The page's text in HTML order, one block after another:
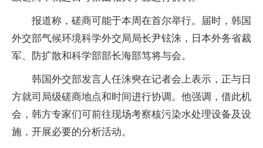
报道称，磋商可能于本周在首尔举行。届时，韩国
外交部气候环境科学外交局局长尹铉洙，日本外务省裁
军、防扩散和科学部部长海部笃将与会。
韩国外交部发言人任洙奭在记者会上表示，正与日
方就司局级磋商地点和时间进行协调。他强调，借此机
会，韩方专家们可前往现场考察核污染水处理设备及设
施，开展必要的分析活动。